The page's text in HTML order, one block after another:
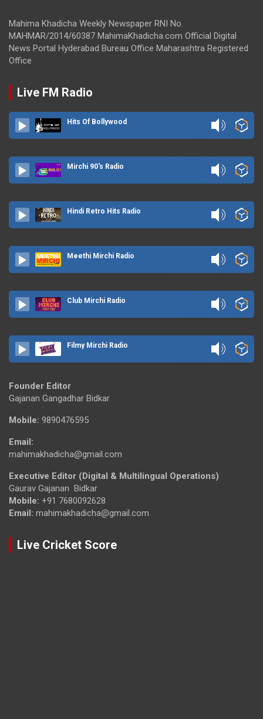
Mahima Khadicha Weekly Newspaper RNI No.
MAHMAR/2014/60387 MahimaKhadicha.com Official Digital
News Portal Hyderabad Bureau Office Maharashtra Registered
Office
Live FM Radio
Hits Of Bollywood
Mirchi 90's Radio
Hindi Retro Hits Radio
Meethi Mirchi Radio
Club Mirchi Radio
Filmy Mirchi Radio
Founder Editor
Gajanan Gangadhar Bidkar
Mobile: 9890476595
Email:
mahimakhadicha@gmail.com
Executive Editor (Digital & Multilingual Operations)
Gaurav Gajanan Bidkar
Mobile: +91 7680092628
Email: mahimakhadicha@gmail.com
Live Cricket Score